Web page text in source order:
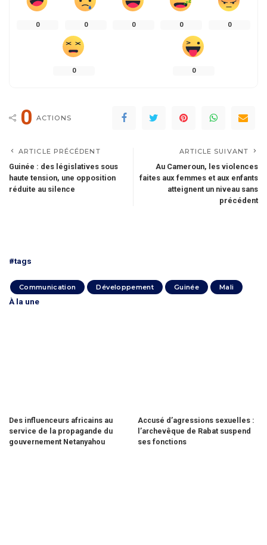
0 0 0 0 0
0 0
0 ACTIONS
ARTICLE PRÉCÉDENT
Guinée : des législatives sous
haute tension, une opposition
réduite au silence
ARTICLE SUIVANT
Au Cameroun, les violences
faites aux femmes et aux enfants
atteignent un niveau sans
précédent
#tags
Communication Développement Guinée Mali
À la une
Des influenceurs africains au
service de la propagande du
gouvernement Netanyahou
Accusé d’agressions sexuelles :
l’archevêque de Rabat suspend
ses fonctions